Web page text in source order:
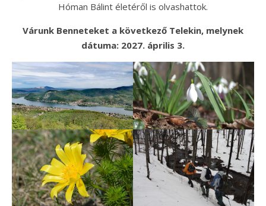
Hóman Bálint életéről is olvashattok.
Várunk Benneteket a következő Telekin, melynek
dátuma: 2027. április 3.